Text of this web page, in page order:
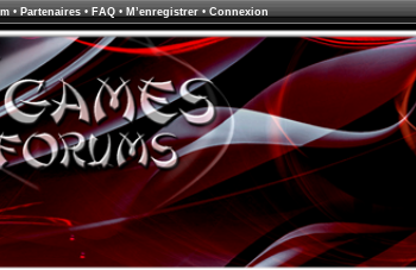
• Partenaires• FAQ• M’enregistrer• Connexion